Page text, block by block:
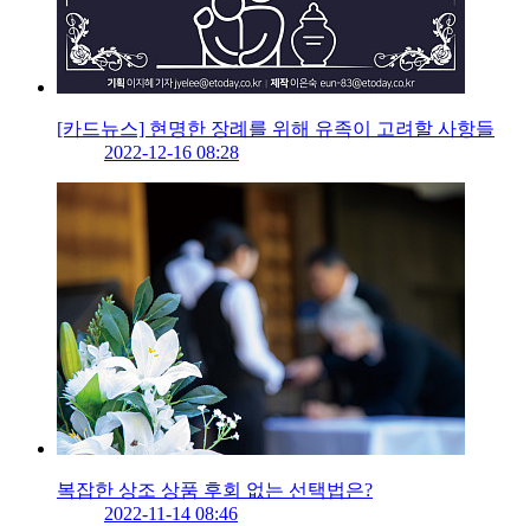
[카드뉴스] 현명한 장례를 위해 유족이 고려할 사항들
2022-12-16 08:28
복잡한 상조 상품 후회 없는 선택법은?
2022-11-14 08:46